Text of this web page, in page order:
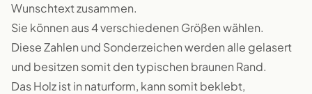
Wunschtext zusammen.
Sie können aus 4 verschiedenen Größen wählen.
Diese Zahlen und Sonderzeichen werden alle gelasert
und besitzen somit den typischen braunen Rand.
Das Holz ist in naturform, kann somit beklebt,